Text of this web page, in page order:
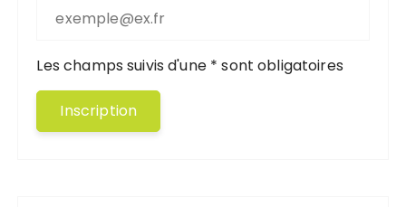
Les champs suivis d'une * sont obligatoires